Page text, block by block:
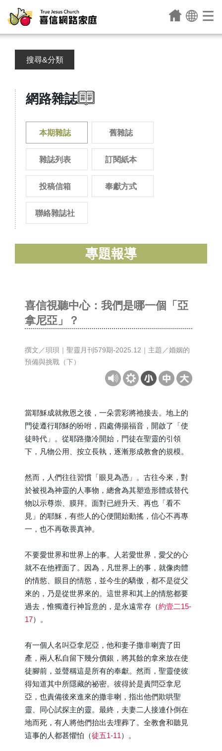
搜尋&分類
網路雜誌
本期雜誌 舊雜誌
雜誌列表 訂閱紙本
投稿信箱 奉獻方式
聯絡雜誌社
專題報導
喜信視聽中心：我們是哪一個「亞
拿尼亞」？
撰文／珼珼｜聖靈月刊579期-2025.12｜主題／婚姻的
預備與挑戰（下）
當耶穌成就救恩之後，一朵雲彩將祂接去。地上的
門徒遵行耶穌的吩咐，四處傳揚福音，開啟了「使
徒時代」。從耶路撒冷開始，門徒在聖靈的引領
下，凡物公用、按立長執，逐漸形成教會的規模。
然而，人們往往習慣「眼見為憑」。古往今來，對
於被視為神靈的人事物，總會為其塑造形體或替代
物以示尊崇、膜拜。面對已經升天、再也「看不
見」的耶穌，有些人的心便開始動搖，信心不再專
一，也不再敬畏真神。
不要愛世界和世界上的事。人若愛世界，愛父的心
就不在他裡面了。因為，凡世界上的事，就像肉體
的情慾、眼目的情慾，並今生的驕傲，都不是從父
來的，乃是從世界來的。這世界和其上的情慾都要
過去，惟獨遵行神旨意的，是永遠常存（約壹二15-
17）。
有一個人名叫亞拿尼亞，他和妻子撒非喇賣了田
產，兩人私自留下幾分價銀，將其餘的拿來放在使
徒腳前，並聲稱這是所有的奉獻。然而，聖靈使彼
得知道其中所隱藏的祕密。彼得於是責問亞拿尼
亞，也責備後來進來的撒非喇，指出他們欺哄聖
靈、同心試探主的靈。最終，夫妻二人接連仆倒在
地而死，有人將他們抬出去埋葬了。全教會和聽見
這事的人都甚懼怕（徒五1-11）。